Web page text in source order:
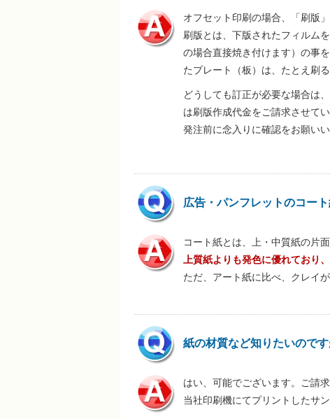
オフセット印刷の場合、「刷版
刷版とは、下版されたフィルム
の場合直接焼き付けます）の事
たプレート（板）は、たとえ刷
どうしても訂正が必要な場合は
は刷版作成代金をご請求させて
発注前に念入りに確認をお願いい
広告・パンフレットのコー
コート紙とは、上・中質紙の片
上質紙よりも発色に優れており
ただ、アート紙に比べ、クレイ
紙の材質など知りたいので
はい、可能でございます。ご請求
当社印刷機にてプリントしたサ